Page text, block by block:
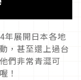
年展開日本各地
，甚至還上過台
們非常青澀可
！